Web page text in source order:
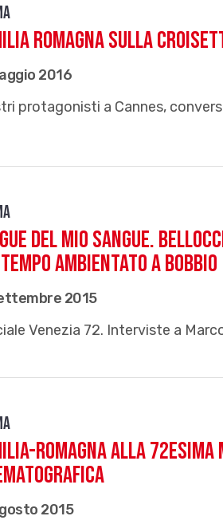
Romagna sulla
2016
protagonisti a Cannes,
del mio sangue.
ambientato a Bobbio
2015
Venezia 72. Interviste a
Romagna alla
2015